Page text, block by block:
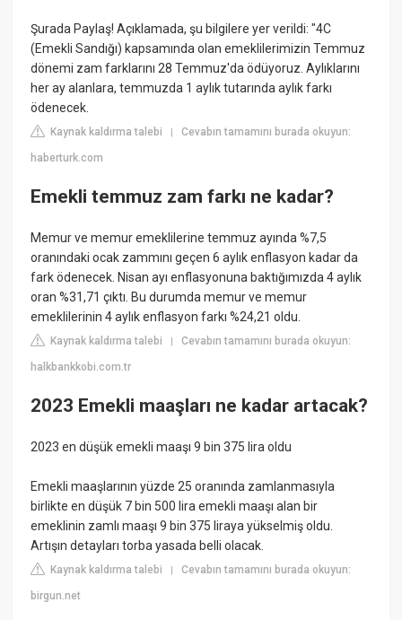
Şurada Paylaş! Açıklamada, şu bilgilere yer verildi: "4C
(Emekli Sandığı) kapsamında olan emeklilerimizin Temmuz
dönemi zam farklarını 28 Temmuz'da ödüyoruz. Aylıklarını
her ay alanlara, temmuzda 1 aylık tutarında aylık farkı
ödenecek.
Kaynak kaldırma talebi |Cevabın tamamını burada okuyun:
haberturk.com
Emekli temmuz zam farkı ne kadar?
Memur ve memur emeklilerine temmuz ayında %7,5
oranındaki ocak zammını geçen 6 aylık enflasyon kadar da
fark ödenecek. Nisan ayı enflasyonuna baktığımızda 4 aylık
oran %31,71 çıktı. Bu durumda memur ve memur
emeklilerinin 4 aylık enflasyon farkı %24,21 oldu.
Kaynak kaldırma talebi |Cevabın tamamını burada okuyun:
halkbankkobi.com.tr
2023 Emekli maaşları ne kadar artacak?
2023 en düşük emekli maaşı 9 bin 375 lira oldu
Emekli maaşlarının yüzde 25 oranında zamlanmasıyla
birlikte en düşük 7 bin 500 lira emekli maaşı alan bir
emeklinin zamlı maaşı 9 bin 375 liraya yükselmiş oldu.
Artışın detayları torba yasada belli olacak.
Kaynak kaldırma talebi |Cevabın tamamını burada okuyun:
birgun.net